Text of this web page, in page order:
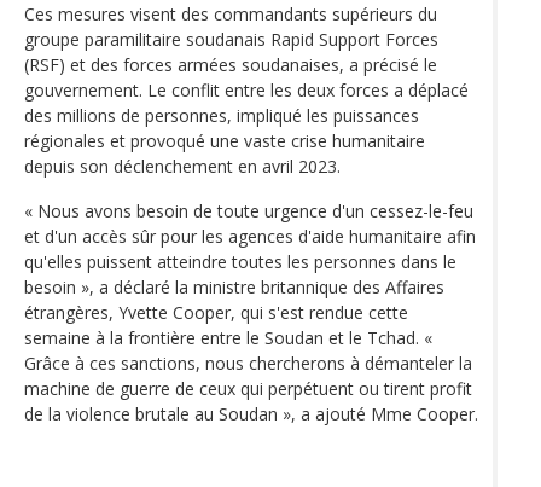
Ces mesures visent des commandants supérieurs du
groupe paramilitaire soudanais Rapid Support Forces
(RSF) et des forces armées soudanaises, a précisé le
gouvernement. Le conflit entre les deux forces a déplacé
des millions de personnes, impliqué les puissances
régionales et provoqué une vaste crise humanitaire
depuis son déclenchement en avril 2023.
« Nous avons besoin de toute urgence d'un cessez-le-feu
et d'un accès sûr pour les agences d'aide humanitaire afin
qu'elles puissent atteindre toutes les personnes dans le
besoin », a déclaré la ministre britannique des Affaires
étrangères, Yvette Cooper, qui s'est rendue cette
semaine à la frontière entre le Soudan et le Tchad. «
Grâce à ces sanctions, nous chercherons à démanteler la
machine de guerre de ceux qui perpétuent ou tirent profit
de la violence brutale au Soudan », a ajouté Mme Cooper.